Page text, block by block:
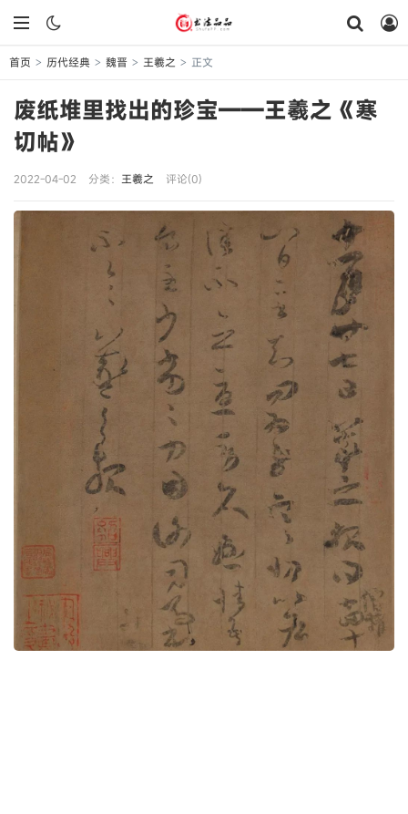
首页 > 历代经典 > 魏晋 > 王羲之 > 正文
废纸堆里找出的珍宝——王羲之《寒
切帖》
2022-04-02 分类： 王羲之 评论(0)